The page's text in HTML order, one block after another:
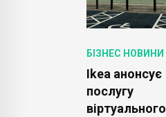
БІЗНЕС НОВИНИ
Ikea анонсує
послугу
віртуального